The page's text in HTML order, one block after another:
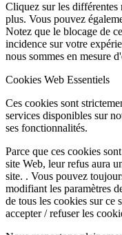
Cliquez sur les différentes
plus. Vous pouvez
Notez que le blocage de
incidence sur votre
nous sommes en mesure
Cookies Web Essentiels
Ces cookies sont
services disponibles sur
ses fonctionnalités.
Parce que ces cookies
site Web, leur refus aura
site. . Vous pouvez
modifiant les paramètres
de tous les cookies sur ce
accepter / refuser les